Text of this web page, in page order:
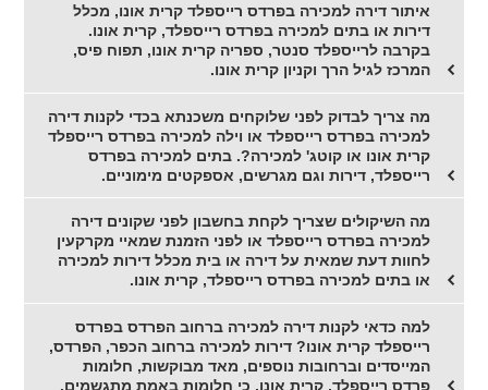
איתור דירה למכירה בפרדס רייספלד קרית אונו, מכלל
דירות או בתים למכירה בפרדס רייספלד, קרית אונו.
בקרבה לרייספלד סנטר, ספריה קרית אונו, תפוח פיס,
המרכז לגיל הרך וקניון קרית אונו.
מה צריך לבדוק לפני שלוקחים משכנתא בכדי לקנות דירה
למכירה בפרדס רייספלד או וילה למכירה בפרדס רייספלד
קרית אונו או קוטג' למכירה?. בתים למכירה בפרדס
רייספלד, דירות וגם מגרשים, אספקטים מימוניים.
מה השיקולים שצריך לקחת בחשבון לפני שקונים דירה
למכירה בפרדס רייספלד או לפני הזמנת שמאיי מקרקעין
לחוות דעת שמאית על דירה או בית מכלל דירות למכירה
או בתים למכירה בפרדס רייספלד, קרית אונו.
למה כדאי לקנות דירה למכירה ברחוב הפרדס בפרדס
רייספלד קרית אונו? דירות למכירה ברחוב הכפר, הפרדס,
המייסדים וברחובות נוספים, מאד מבוקשות, חלומות
פרדס רייספלד, קרית אונו, כי חלומות באמת מתגשמים.